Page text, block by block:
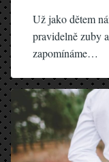
Už jako dětem
pravidelně zuby
zapomínáme…